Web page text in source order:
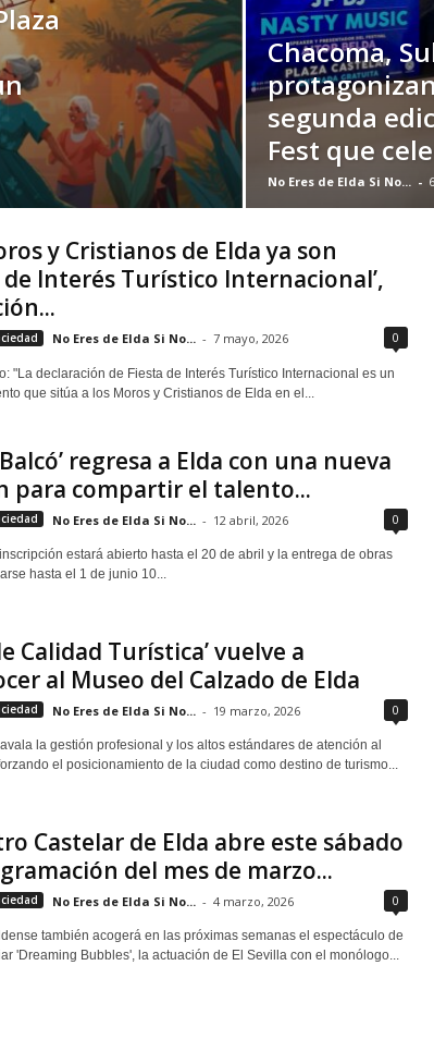
Chacoma,
segunda
Fest que
No Eres de Elda Si No... -
y Cristianos de Elda ya son
de Interés Turístico Internacional’,
No Eres de Elda Si No... - 7 mayo, 2026 0
"La declaración de Fiesta de Interés Turístico Internacional es un
que sitúa a los Moros y Cristianos de Elda en el...
regresa a Elda con una nueva
para compartir el talento...
No Eres de Elda Si No... - 12 abril, 2026 0
estará abierto hasta el 20 de abril y la entrega de obras
hasta el 1 de junio 10...
Calidad Turística’ vuelve a
al Museo del Calzado de Elda
No Eres de Elda Si No... - 19 marzo, 2026 0
la gestión profesional y los altos estándares de atención al
el posicionamiento de la ciudad como destino de turismo...
Castelar de Elda abre este sábado
del mes de marzo...
No Eres de Elda Si No... - 4 marzo, 2026 0
también acogerá en las próximas semanas el espectáculo de
'Dreaming Bubbles', la actuación de El Sevilla con el monólogo...